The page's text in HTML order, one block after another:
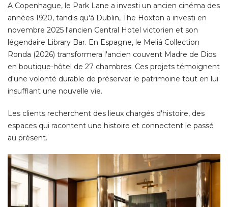
A Copenhague, le Park Lane a investi un ancien cinéma des
années 1920, tandis qu'à Dublin, The Hoxton a investi en
novembre 2025 l'ancien Central Hotel victorien et son
légendaire Library Bar. En Espagne, le Meliá Collection
Ronda (2026) transformera l'ancien couvent Madre de Dios
en boutique-hôtel de 27 chambres. Ces projets témoignent
d'une volonté durable de préserver le patrimoine tout en lui
insufflant une nouvelle vie.
Les clients recherchent des lieux chargés d'histoire, des
espaces qui racontent une histoire et connectent le passé
au présent.